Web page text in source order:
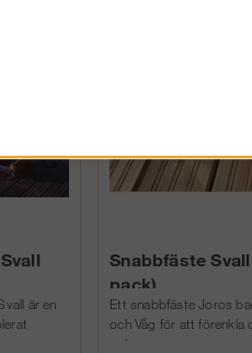
är en
Snabbfäste
pack)
Ett snabbfäste Joros
och Våg för att förenkla
och m...